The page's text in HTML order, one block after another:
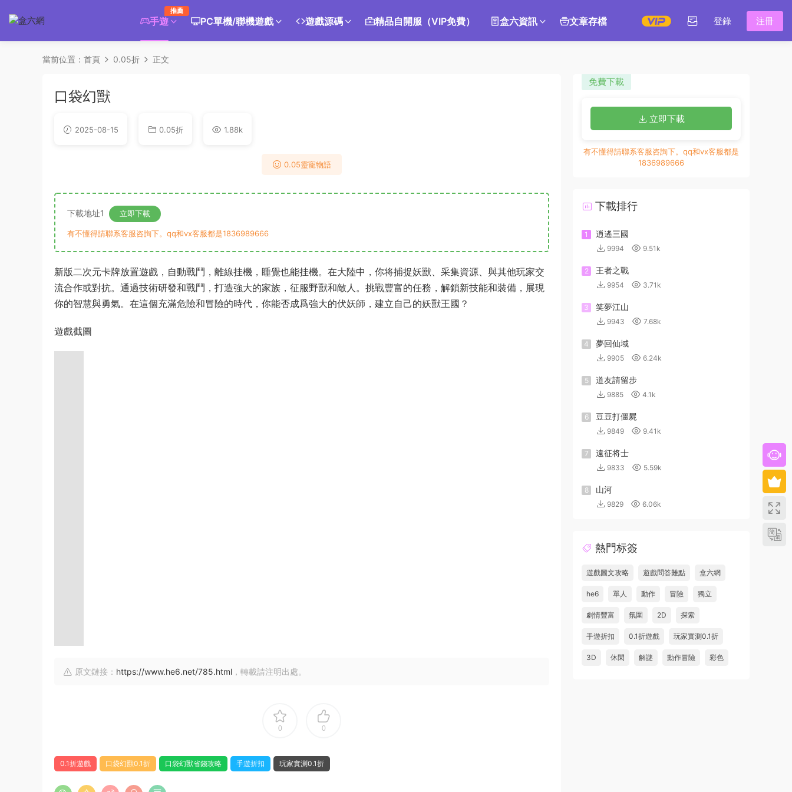
手遊
推薦
PC單機/聯機遊戲 遊戲源碼 精品自開服（VIP免費） 盒六資訊 文章存檔 登錄 注冊
當前位置： 首頁 0.05折 正文
口袋幻獸
2025-08-15 0.05折 1.88k
0.05靈寵物語
下載地址1 立即下載
有不懂得請聯系客服咨詢下。qq和vx客服都是1836989666
新版二次元卡牌放置遊戲，自動戰鬥，離線挂機，睡覺也能挂機。在大陸中，你将捕捉妖獸、采集資源、與其他玩家交
流合作或對抗。通過技術研發和戰鬥，打造強大的家族，征服野獸和敵人。挑戰豐富的任務，解鎖新技能和裝備，展現
你的智慧與勇氣。在這個充滿危險和冒險的時代，你能否成爲強大的伏妖師，建立自己的妖獸王國？
遊戲截圖
原文鏈接： https://www.he6.net/785.html ，轉載請注明出處。
0 0
0.1折遊戲 口袋幻獸0.1折 口袋幻獸省錢攻略 手遊折扣 玩家實測0.1折
免費下載
立即下載
有不懂得請聯系客服咨詢下。qq和vx客服都是
1836989666
下載排行
1 逍遙三國
9994 9.51k
2 王者之戰
9954 3.71k
3 笑夢江山
9943 7.68k
4 夢回仙域
9905 6.24k
5 道友請留步
9885 4.1k
6 豆豆打僵屍
9849 9.41k
7 遠征将士
9833 5.59k
8 山河
9829 6.06k
熱門标簽
遊戲圖文攻略 遊戲問答難點 盒六網
he6 單人 動作 冒險 獨立
劇情豐富 氛圍 2D 探索
手遊折扣 0.1折遊戲 玩家實測0.1折
3D 休閑 解謎 動作冒險 彩色